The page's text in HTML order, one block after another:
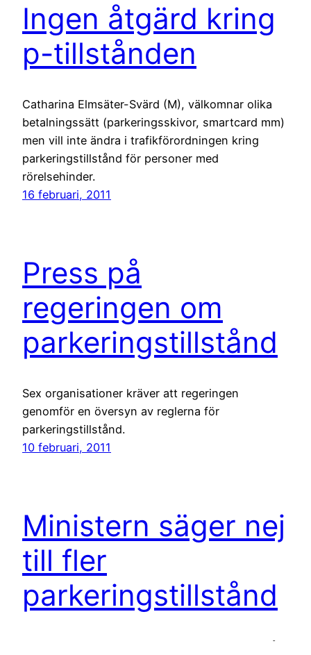
Ingen åtgärd kring
p-tillstånden
Catharina Elmsäter-Svärd (M), välkomnar olika
betalningssätt (parkeringsskivor, smartcard mm)
men vill inte ändra i trafikförordningen kring
parkeringstillstånd för personer med
rörelsehinder.
16 februari, 2011
Press på
regeringen om
parkeringstillstånd
Sex organisationer kräver att regeringen
genomför en översyn av reglerna för
parkeringstillstånd.
10 februari, 2011
Ministern säger nej
till fler
parkeringstillstånd
Att vissa kommuner har skärpt kraven för att få